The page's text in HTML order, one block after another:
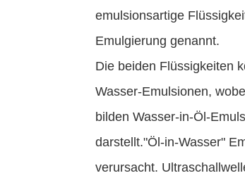
emulsionsartige
Emulgierung genannt.
Die beiden Flüssigkeiten
Wasser-Emulsionen,
bilden Wasser-in-Öl-
darstellt."Öl-in-Wasser"
verursacht.